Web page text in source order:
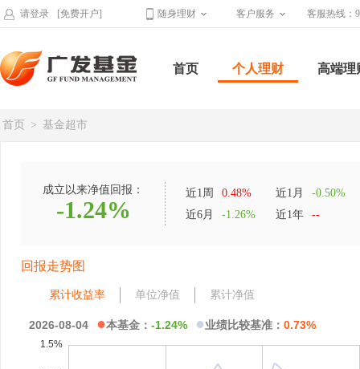
请登录 [免费开户] 随身理财 客户服务 客服热线：
首页 个人理财 高端理
首页 > 基金超市
成立以来净值回报：
-1.24%
近1周 0.48% 近1月
-0.50%
近6月
-1.26% 近1年 --
回报走势图
累计收益率 单位净值 累计净值
2026-08-04 ●本基金： -1.24% ●业绩比较基准： 0.73%